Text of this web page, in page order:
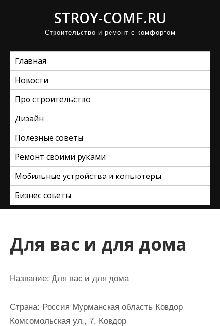
STROY-COMF.RU
Строительство и ремонт с комфортом
Главная
Новости
Про строительство
Дизайн
Полезные советы
Ремонт своими руками
Мобильные устройства и копьютеры
Бизнес советы
Для вас и для дома
Название: Для вас и для дома
Страна: Россия Мурманская область Ковдор
Комсомольская ул., 7, Ковдор